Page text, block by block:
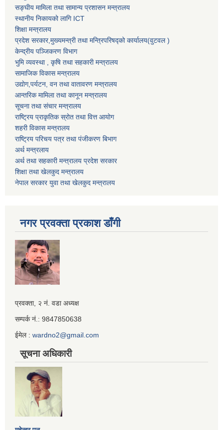
सङ्घीय मामिला तथा सामान्य प्रशासन मन्त्रालय
स्थानीय निकायको लागि ICT
शिक्षा मन्त्रालय
प्रदेश सरकार,मुख्यमन्त्री तथा मन्त्रिपरिषद्को कार्यालय(वुटवल )
केन्द्रीय पञ्जिकरण विभाग
भुमि व्यवस्था , कृषि तथा सहकारी मन्त्रालय
सामाजिक विकास मन्त्रालय
उद्याेग,पर्यटन, वन तथा वातावरण मन्त्रालय
आन्तरिक मामिला तथा कानून मन्त्रालय
सूचना तथा संचार मन्त्रालय
राष्ट्रिय प्राकृतिक स्रोत तथा वित्त आयोग
शहरी विकास मन्त्रालय
राष्ट्रिय परिचय पत्र तथा पंजीकरण बिभाग
अर्थ मन्त्रलाय
अर्थ तथा सहकारी मन्त्रालय प्रदेश सरकार
शिक्षा तथा खेलकुद मन्‍‍त्रालय
नेपाल सरकार युवा तथा खेलकुद मन्त्रालय
नगर प्रवक्ता प्रकाश डाँगी
Iframe
Generator
प्रवक्ता, २ नं. वडा अध्यक्ष
सम्पर्क नं.: 9847850638
ईमेल : wardno2@gmail.com
सूचना अधिकारी